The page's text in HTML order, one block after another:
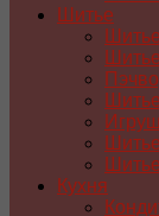
Шитье
Кухня